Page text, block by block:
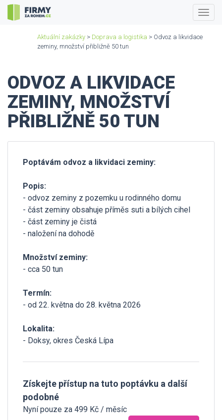
Aktuální zakázky > Doprava a logistika > Odvoz a likvidace
zeminy, množství přibližně 50 tun
ODVOZ A LIKVIDACE
ZEMINY, MNOŽSTVÍ
PŘIBLIŽNĚ 50 TUN
Poptávám odvoz a likvidaci zeminy:
Popis:
- odvoz zeminy z pozemku u rodinného domu
- část zeminy obsahuje příměs suti a bílých cihel
- část zeminy je čistá
- naložení na dohodě
Množství zeminy:
- cca 50 tun
Termín:
- od 22. května do 28. května 2026
Lokalita:
- Doksy, okres Česká Lípa
Získejte přístup na tuto poptávku a další
podobné
Nyní pouze za 499 Kč / měsíc